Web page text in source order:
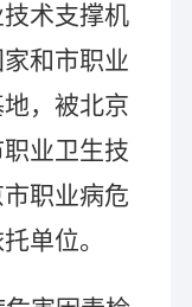
术支撑机
和市职业
，被北京
业卫生技
职业病危
单位。